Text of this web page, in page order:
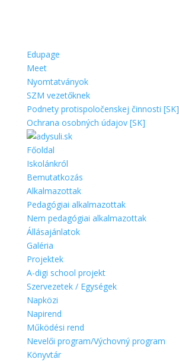
Edupage
Meet
Nyomtatványok
SZM vezetőknek
Podnety protispoločenskej činnosti [SK]
Ochrana osobných údajov [SK]
Főoldal
Iskolánkról
Bemutatkozás
Alkalmazottak
Pedagógiai alkalmazottak
Nem pedagógiai alkalmazottak
Állásajánlatok
Galéria
Projektek
A-digi school projekt
Szervezetek / Egységek
Napközi
Napirend
Működési rend
Nevelői program/Výchovný program
Könyvtár